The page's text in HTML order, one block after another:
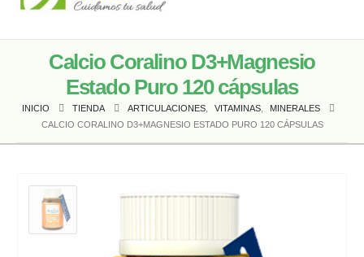
Calcio Coralino D3+Magnesio
Estado Puro 120 cápsulas
INICIO TIENDA ARTICULACIONES, VITAMINAS,
MINERALES
CALCIO CORALINO D3+MAGNESIO ESTADO PURO 120 CÁPSULAS